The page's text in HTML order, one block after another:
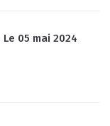
Le 05 mai 2024